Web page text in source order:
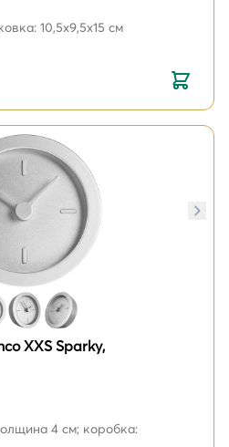
10,5x9,5x15 см
XXS Sparky,
4 см; коробка: